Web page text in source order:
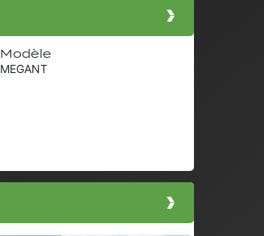
Modèle
MEGANT